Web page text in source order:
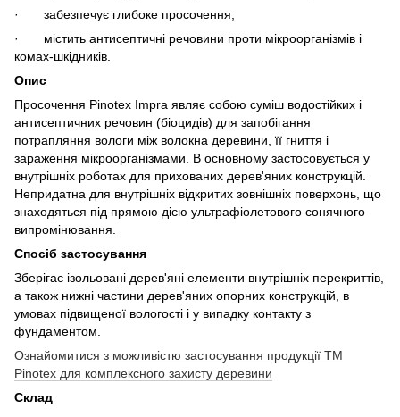
· забезпечує глибоке просочення;
· містить антисептичні речовини проти мікроорганізмів і
комах-шкідників.
Опис
Просочення Pinotex Impra являє собою суміш водостійких і
антисептичних речовин (біоцидів) для запобігання
потрапляння вологи між волокна деревини, її гниття і
зараження мікроорганізмами. В основному застосовується у
внутрішніх роботах для прихованих дерев'яних конструкцій.
Непридатна для внутрішніх відкритих зовнішніх поверхонь, що
знаходяться під прямою дією ультрафіолетового сонячного
випромінювання.
Спосіб застосування
Зберігає ізольовані дерев'яні елементи внутрішніх перекриттів,
а також нижні частини дерев'яних опорних конструкцій, в
умовах підвищеної вологості і у випадку контакту з
фундаментом.
Ознайомитися з можливістю застосування продукції ТМ
Pinotex для комплексного захисту деревини
Склад